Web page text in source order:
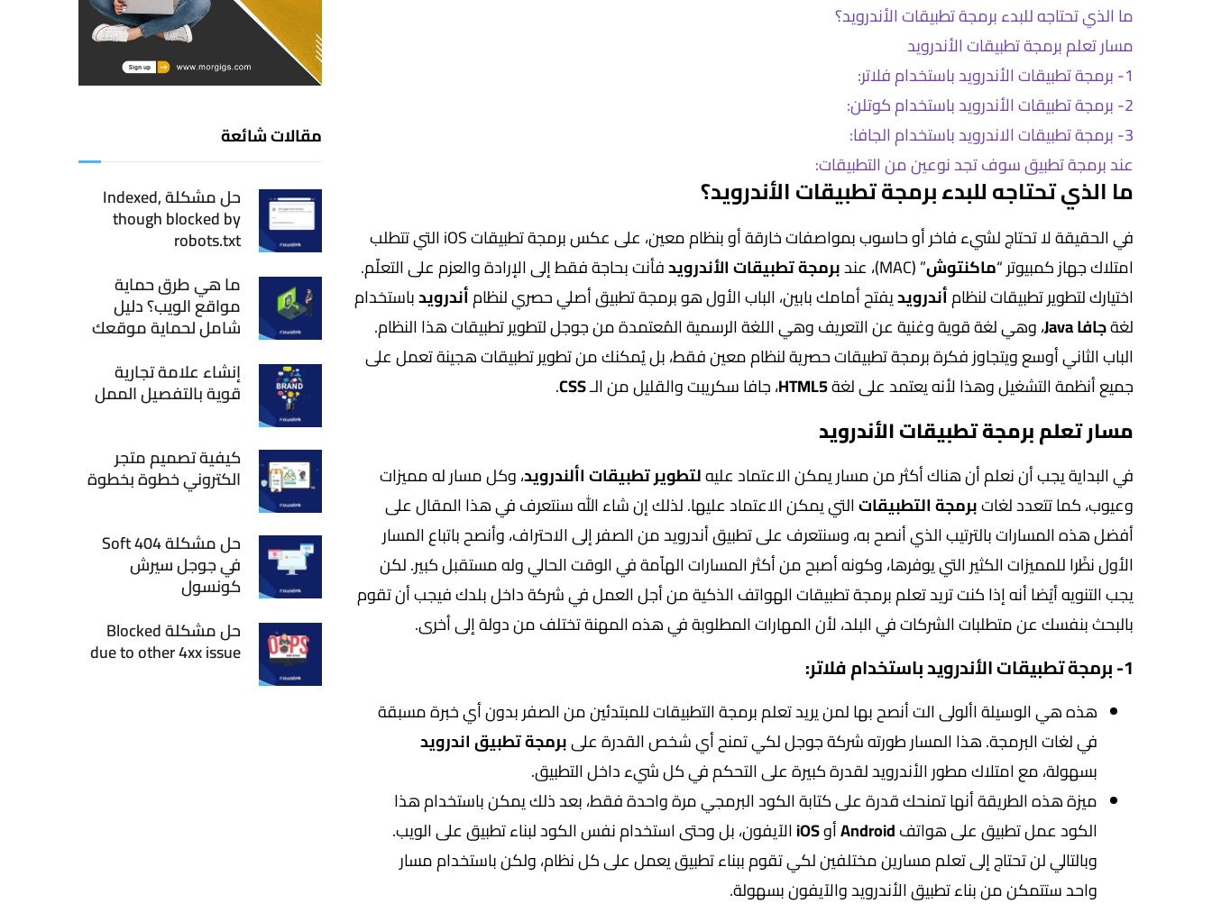
ما الذي تحتاجه للبدء برمجة تطبيقات الأندرويد؟
مسار تعلم برمجة تطبيقات الأندرويد
1- برمجة تطبيقات الأندرويد باستخدام فلاتر:
2- برمجة تطبيقات الأندرويد باستخدام كوتلن:
3- برمجة تطبيقات الاندرويد باستخدام الجافا:
عند برمجة تطبيق سوف تجد نوعين من التطبيقات:
ما الذي تحتاجه للبدء برمجة تطبيقات الأندرويد؟
في الحقيقة لا تحتاج لشيء فاخر أو حاسوب بمواصفات خارقة أو بنظام معين، على عكس برمجة تطبيقات iOS التي تتطلب
امتلاك جهاز كمبيوتر “ماكنتوش” (MAC)، عند برمجة تطبيقات الأندرويدفأنت بحاجة فقط إلى الإرادة والعزم على التعلّم.
اختيارك لتطوير تطبيقات لنظامأندرويديفتح أمامك بابين، الباب الأول هو برمجة تطبيق أصلي حصري لنظامأندرويدباستخدام
لغةجافا Java
، وهي لغة قوية وغنية عن التعريف وهي اللغة الرسمية المُعتمدة من جوجل لتطوير تطبيقات هذا النظام.
الباب الثاني أوسع ويتجاوز فكرة برمجة تطبيقات حصرية لنظام معين فقط، بل يُمكنك من تطوير تطبيقات هجينة تعمل على
جميع أنظمة التشغيل وهذا لأنه يعتمد على لغةHTML5، جافا سكريبت والقليل من الـCSS
.
مسار تعلم برمجة تطبيقات الأندرويد
في البداية يجب أن نعلم أن هناك أكثر من مسار يمكن الاعتماد عليهلتطوير تطبيقات األندرويد، وكل مسار له مميزات
وعيوب، كما تتعدد لغاتبرمجة التطبيقاتالتي يمكن الاعتماد عليها. لذلك إن شاء الله سنتعرف في هذا المقال على
أفضل هذه المسارات بالترتيب الذي أنصح به، وسنتعرف على تطبيق أندرويد من الصفر إلى الاحتراف، وأنصح باتباع المسار
الأول نظًرا للمميزات الكثير التي يوفرها، وكونه أصبح من أكثر المسارات الهاّمة في الوقت الحالي وله مستقبل كبير. لكن
يجب التنويه أيًضا أنه إذا كنت تريد تعلم برمجة تطبيقات الهواتف الذكية من أجل العمل في شركة داخل بلدك فيجب أن تقوم
بالبحث بنفسك عن متطلبات الشركات في البلد، لأن المهارات المطلوبة في هذه المهنة تختلف من دولة إلى أخرى.
1- برمجة تطبيقات الأندرويد باستخدام فلاتر:
هذه هي الوسيلة األولى الت أنصح بها لمن يريد تعلم برمجة التطبيقات للمبتدئين من الصفر بدون أي خبرة مسبقة
في لغات البرمجة. هذا المسار طورته شركة جوجل لكي تمنح أي شخص القدرة علىبرمجة تطبيق اندرويد
بسهولة، مع امتلاك مطور الأندرويد لقدرة كبيرة على التحكم في كل شيء داخل التطبيق.
ميزة هذه الطريقة أنها تمنحك قدرة على كتابة الكود البرمجي مرة واحدة فقط، بعد ذلك يمكن باستخدام هذا
الكود عمل تطبيق على هواتفAndroidأوiOSالآيفون، بل وحتى استخدام نفس الكود لبناء تطبيق على الويب.
وبالتالي لن تحتاج إلى تعلم مسارين مختلفين لكي تقوم ببناء تطبيق يعمل على كل نظام، ولكن باستخدام مسار
واحد ستتمكن من بناء تطبيق الأندرويد والآيفون بسهولة.
مقالات شائعة
حل مشكلة Indexed,
though blocked by
robots.txt
ما هي طرق حماية
مواقع الويب؟ دليل
شامل لحماية موقعك
إنشاء علامة تجارية
قوية بالتفصيل الممل
كيفية تصميم متجر
الكتروني خطوة بخطوة
حل مشكلة Soft 404
في جوجل سيرش
كونسول
حل مشكلة Blocked
due to other 4xx issue